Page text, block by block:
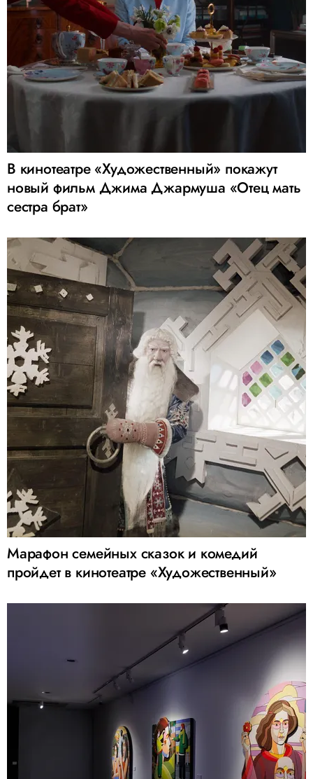
В кинотеатре «Художественный» покажут
новый фильм Джима Джармуша «Отец мать
сестра брат»
Марафон семейных сказок и комедий
пройдет в кинотеатре «Художественный»